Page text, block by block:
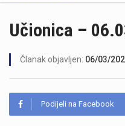
Učionica –
Članak objavljen: 06/03/
Podijeli na Facebook